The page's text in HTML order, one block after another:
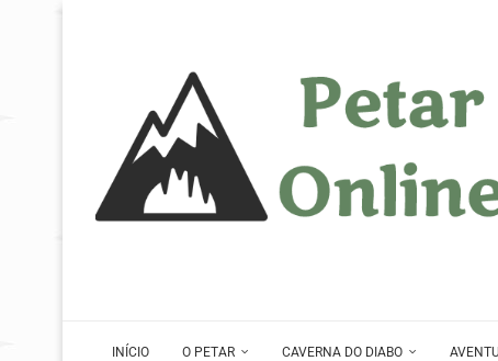
INÍCIO O PETAR CAVERNA DO DIABO